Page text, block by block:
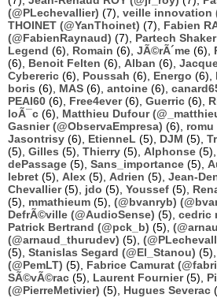
(@PLechevallier) (7), veille innovation
THOINET (@YanThoinet) (7), Fabien
(@FabienRaynaud) (7), Partech
Legend (6), Romain (6), JÃ©rÃ´me (6),
(6), Benoit Felten (6), Alban (6),
Cybereric (6), Poussah (6), Energo (6),
boris (6), MAS (6), antoine (6),
PEAI60 (6), Free4ever(6), Guerric (6),
loÃ¯c (6), Matthieu Dufour
Gasnier (@ObservaEmpresa) (6), romu
Jasontrisy (6), EtienneL (5), DJM (5),
(5), Gilles (5), Thierry (5), Alphonse (5),
dePassage (5), Sans_importance (5),
lebret (5), Alex (5), Adrien (5), Jean-
Chevallier(5), jdo (5), Youssef (5),
(5), mmathieum (5), (@bvanryb)
DefrÃ©ville (@AudioSense) (5), cedric
Patrick Bertrand (@pck_b) (5),
(@arnaud_thurudev) (5),
(5), Stanislas Segard (@El_Stanou) (5),
(@PemLT) (5), Fabrice Camurat
SÃ©vÃ©rac (5), Laurent Fournier(5),
(@PierreMetivier) (5), Hugues Severac